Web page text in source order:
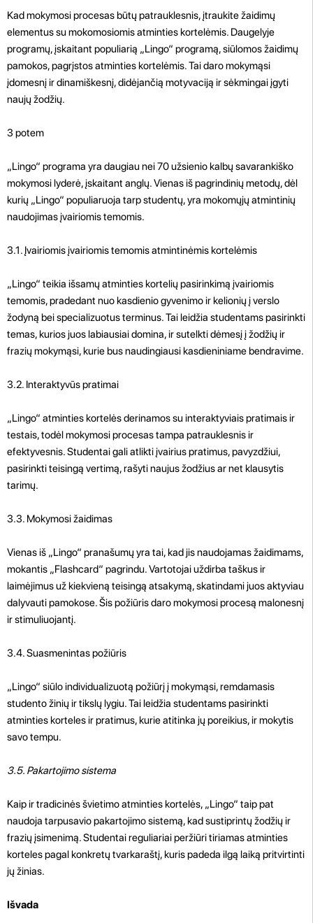
Kad mokymosi procesas būtų patrauklesnis, įtraukite žaidimų
elementus su mokomosiomis atminties kortelėmis. Daugelyje
programų, įskaitant populiarią „Lingo“ programą, siūlomos žaidimų
pamokos, pagrįstos atminties kortelėmis. Tai daro mokymąsi
įdomesnį ir dinamiškesnį, didėjančią motyvaciją ir sėkmingai įgyti
naujų žodžių.
3 potem
„Lingo“ programa yra daugiau nei 70 užsienio kalbų savarankiško
mokymosi lyderė, įskaitant anglų. Vienas iš pagrindinių metodų, dėl
kurių „Lingo“ populiaruoja tarp studentų, yra mokomųjų atmintinių
naudojimas įvairiomis temomis.
3.1. Įvairiomis įvairiomis temomis atmintinėmis kortelėmis
„Lingo“ teikia išsamų atminties kortelių pasirinkimą įvairiomis
temomis, pradedant nuo kasdienio gyvenimo ir kelionių į verslo
žodyną bei specializuotus terminus. Tai leidžia studentams pasirinkti
temas, kurios juos labiausiai domina, ir sutelkti dėmesį į žodžių ir
frazių mokymąsi, kurie bus naudingiausi kasdieniniame bendravime.
3.2. Interaktyvūs pratimai
„Lingo“ atminties kortelės derinamos su interaktyviais pratimais ir
testais, todėl mokymosi procesas tampa patrauklesnis ir
efektyvesnis. Studentai gali atlikti įvairius pratimus, pavyzdžiui,
pasirinkti teisingą vertimą, rašyti naujus žodžius ar net klausytis
tarimų.
3.3. Mokymosi žaidimas
Vienas iš „Lingo“ pranašumų yra tai, kad jis naudojamas žaidimams,
mokantis „Flashcard“ pagrindu. Vartotojai uždirba taškus ir
laimėjimus už kiekvieną teisingą atsakymą, skatindami juos aktyviau
dalyvauti pamokose. Šis požiūris daro mokymosi procesą malonesnį
ir stimuliuojantį.
3.4. Suasmenintas požiūris
„Lingo“ siūlo individualizuotą požiūrį į mokymąsi, remdamasis
studento žinių ir tikslų lygiu. Tai leidžia studentams pasirinkti
atminties korteles ir pratimus, kurie atitinka jų poreikius, ir mokytis
savo tempu.
3.5. Pakartojimo sistema
Kaip ir tradicinės švietimo atminties kortelės, „Lingo“ taip pat
naudoja tarpusavio pakartojimo sistemą, kad sustiprintų žodžių ir
frazių įsimenimą. Studentai reguliariai peržiūri tiriamas atminties
korteles pagal konkretų tvarkaraštį, kuris padeda ilgą laiką pritvirtinti
jų žinias.
Išvada